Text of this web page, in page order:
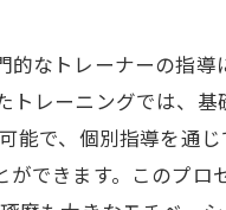
なトレーナーの指導
レーニングでは、基
能で、個別指導を通
できます。このプロ